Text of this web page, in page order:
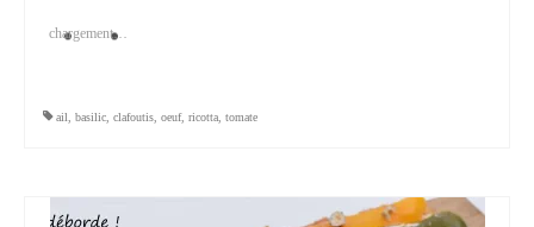
chargement…
ail basilic clafoutis oeuf, ricotta tomate